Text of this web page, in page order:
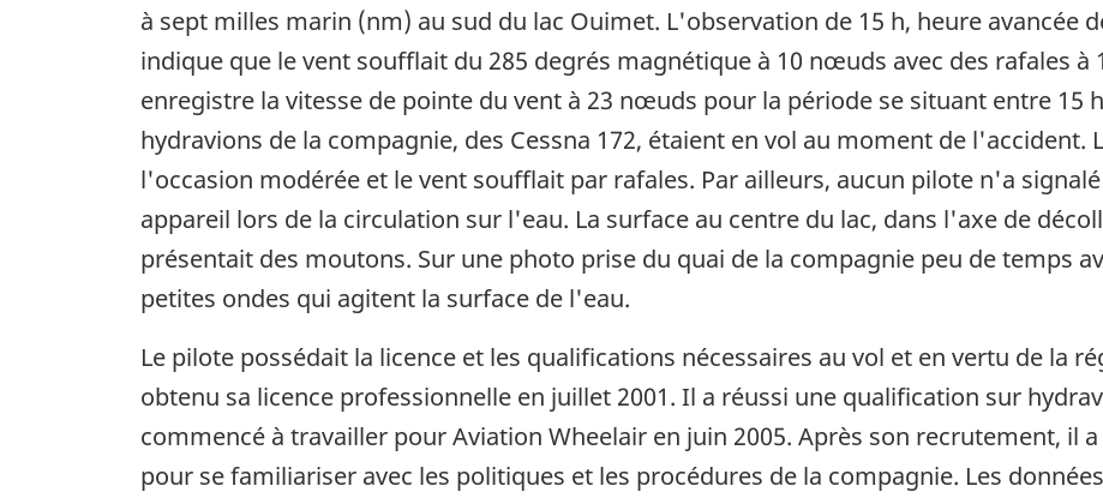
à sept milles marin (nm) au sud du lac Ouimet. L'observation de 15 h, heure avancée
indique que le vent soufflait du 285 degrés magnétique à 10 nœuds avec des rafales à
enregistre la vitesse de pointe du vent à 23 nœuds pour la période se situant entre 15
hydravions de la compagnie, des Cessna 172, étaient en vol au moment de l'accident.
l'occasion modérée et le vent soufflait par rafales. Par ailleurs, aucun pilote n'a
appareil lors de la circulation sur l'eau. La surface au centre du lac, dans l'axe de
présentait des moutons. Sur une photo prise du quai de la compagnie peu de temps
petites ondes qui agitent la surface de l'eau.
Le pilote possédait la licence et les qualifications nécessaires au vol et en vertu de la
obtenu sa licence professionnelle en juillet 2001. Il a réussi une qualification sur
commencé à travailler pour Aviation Wheelair en juin 2005. Après son recrutement, il
pour se familiariser avec les politiques et les procédures de la compagnie. Les